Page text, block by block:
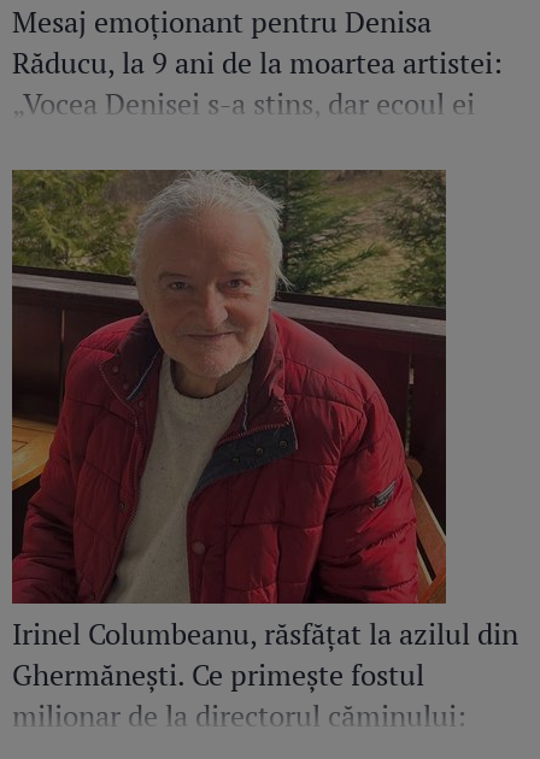
Mesaj emoționant pentru Denisa
Răducu, la 9 ani de la moartea artistei:
„Vocea Denisei s-a stins, dar ecoul ei
Irinel Columbeanu, răsfățat la azilul din
Ghermănești. Ce primește fostul
milionar de la directorul căminului: